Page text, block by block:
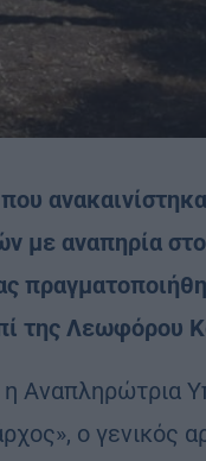
με αναπηρία
της Λεωφόρου
η
ο γενικός